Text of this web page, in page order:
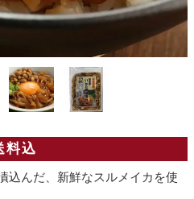
料込
込んだ、新鮮なスルメイカを使